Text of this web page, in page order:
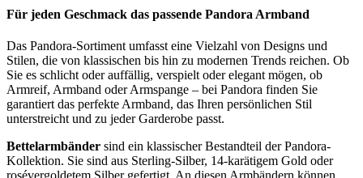
Für jeden Geschmack das passende Pandora Armband
Das Pandora-Sortiment umfasst eine Vielzahl von Designs und
Stilen, die von klassischen bis hin zu modernen Trends reichen. Ob
Sie es schlicht oder auffällig, verspielt oder elegant mögen, ob
Armreif, Armband oder Armspange – bei Pandora finden Sie
garantiert das perfekte Armband, das Ihren persönlichen Stil
unterstreicht und zu jeder Garderobe passt.
Bettelarmbänder sind ein klassischer Bestandteil der Pandora-
Kollektion. Sie sind aus Sterling-Silber, 14-karätigem Gold oder